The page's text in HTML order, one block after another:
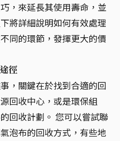
，來延長其使用壽命，並
將詳細說明如何有效處理
同的環節，發揮更大的價
徑
，關鍵在於找到合適的回
回收中心，或是環保組
回收計劃。 您可以嘗試聯
泡布的回收方式，有些地